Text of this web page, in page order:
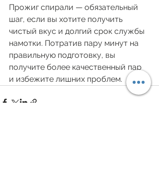
Прожиг спирали — обязательный
шаг, если вы хотите получить
чистый вкус и долгий срок службы
намотки. Потратив пару минут на
правильную подготовку, вы
получите более качественный пар
и избежите лишних проблем.